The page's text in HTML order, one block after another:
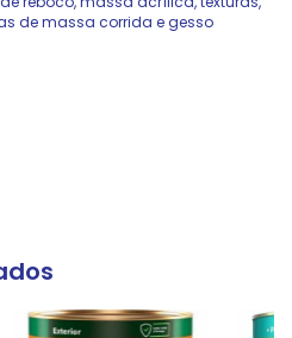
de massa corrida e gesso